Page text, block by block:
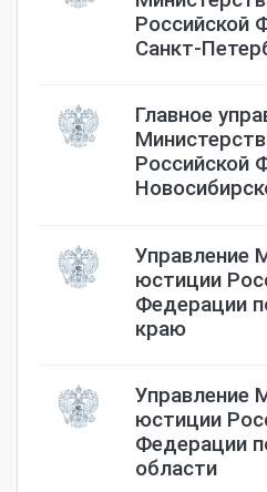
Российской
Санкт-
Главное
Российской
Управление
юстиции
Федерации
краю
Управление
юстиции
Федерации
области